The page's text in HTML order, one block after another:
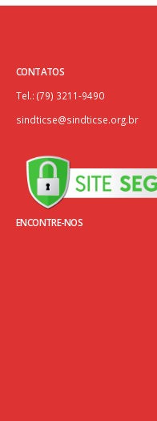
CONTATOS
Tel.: (79) 3211-9490
sindticse@sindticse.org.br
ENCONTRE-NOS